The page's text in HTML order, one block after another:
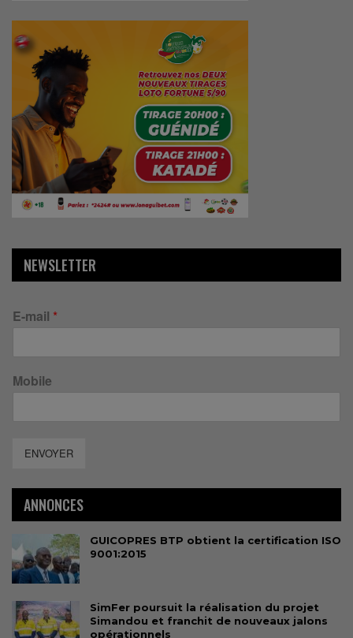
NEWSLETTER
E-mail *
Mobile
ENVOYER
ANNONCES
GUICOPRES BTP obtient la certification ISO
9001:2015
SimFer poursuit la réalisation du projet
Simandou et franchit de nouveaux jalons
opérationnels